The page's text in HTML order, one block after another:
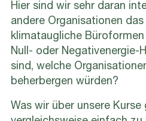
Hier sind wir sehr daran
andere Organisationen
klimataugliche
Null- oder Negativenergie-
sind, welche
beherbergen würden?
Was wir über unsere